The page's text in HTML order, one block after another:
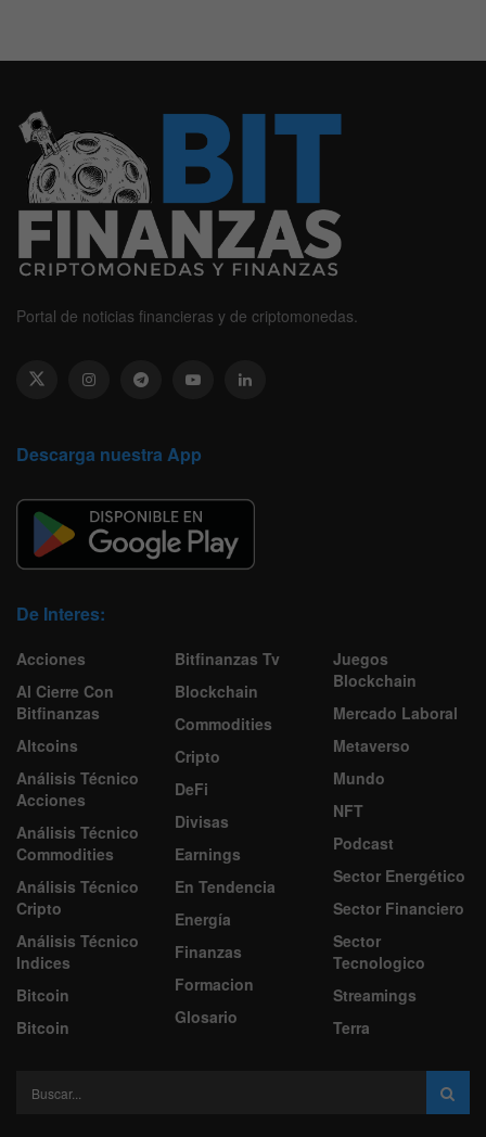
Portal de noticias financieras y de criptomonedas.
Descarga nuestra App
De Interes:
Acciones
Al Cierre Con
Bitfinanzas
Altcoins
Análisis Técnico
Acciones
Análisis Técnico
Commodities
Análisis Técnico
Cripto
Análisis Técnico
Indices
Bitcoin
Bitcoin
Bitfinanzas Tv
Blockchain
Commodities
Cripto
DeFi
Divisas
Earnings
En Tendencia
Energía
Finanzas
Formacion
Glosario
Juegos
Blockchain
Mercado Laboral
Metaverso
Mundo
NFT
Podcast
Sector Energético
Sector Financiero
Sector
Tecnologico
Streamings
Terra